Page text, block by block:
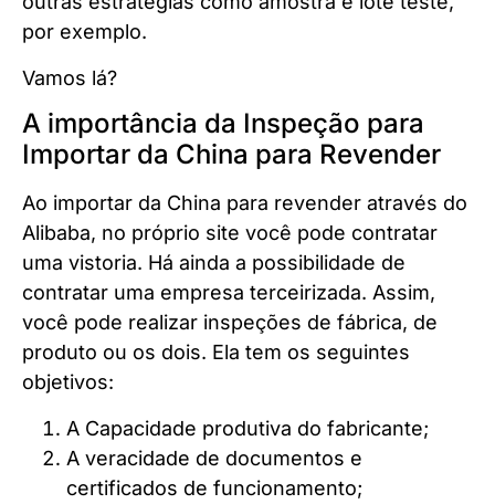
por exemplo.
Vamos lá?
A importância da Inspeção para
Importar da China para Revender
Ao importar da China para revender através do
Alibaba, no próprio site você pode contratar
uma vistoria. Há ainda a possibilidade de
contratar uma empresa terceirizada. Assim,
você pode realizar inspeções de fábrica, de
produto ou os dois. Ela tem os seguintes
objetivos:
A Capacidade produtiva do fabricante;
A veracidade de documentos e
certificados de funcionamento;